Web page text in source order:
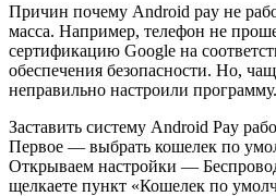
Причин почему Android pay не
масса. Например, телефон не
сертификацию Google на
обеспечения безопасности. Но,
неправильно настроили программу.
Заставить систему Android Pay
Первое — выбрать кошелек по
Открываем настройки —
щелкаете пункт «Кошелек по